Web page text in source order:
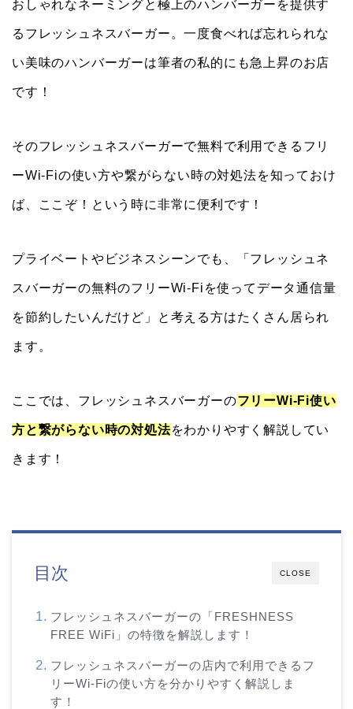
おしゃれなネーミングと極上のハンバーガーを提供す
るフレッシュネスバーガー。一度食べれば忘れられな
い美味のハンバーガーは筆者の私的にも急上昇のお店
です！
そのフレッシュネスバーガーで無料で利用できるフリ
ーWi-Fiの使い方や繋がらない時の対処法を知っておけ
ば、ここぞ！という時に非常に便利です！
プライベートやビジネスシーンでも、「フレッシュネ
スバーガーの無料のフリーWi-Fiを使ってデータ通信量
を節約したいんだけど」と考える方はたくさん居られ
ます。
ここでは、フレッシュネスバーガーのフリーWi-Fi使い
方と繋がらない時の対処法をわかりやすく解説してい
きます！
CLOSE
目次
フレッシュネスバーガーの「FRESHNESS
FREE WiFi」の特徴を解説します！
フレッシュネスバーガーの店内で利用できるフ
リーWi-Fiの使い方を分かりやすく解説しま
す！